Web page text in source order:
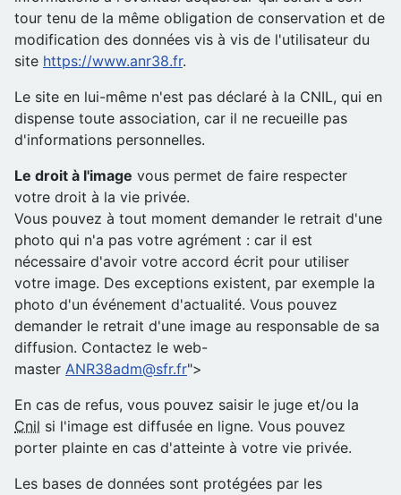
tour tenu de la même obligation de conservation et de
modification des données vis à vis de l'utilisateur du
site https://www.anr38.fr.
Le site en lui-même n'est pas déclaré à la CNIL, qui en
dispense toute association, car il ne recueille pas
d'informations personnelles.
Le droit à l'image vous permet de faire respecter
votre droit à la vie privée.
Vous pouvez à tout moment demander le retrait d'une
photo qui n'a pas votre agrément : car il est
nécessaire d'avoir votre accord écrit pour utiliser
votre image. Des exceptions existent, par exemple la
photo d'un événement d'actualité. Vous pouvez
demander le retrait d'une image au responsable de sa
diffusion. Contactez le web-
master ANR38adm@sfr.fr">
En cas de refus, vous pouvez saisir le juge et/ou la
Cnil si l'image est diffusée en ligne. Vous pouvez
porter plainte en cas d'atteinte à votre vie privée.
Les bases de données sont protégées par les